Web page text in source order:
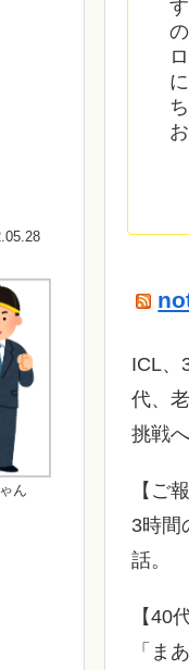
ん
ICL、
代、
挑戦
【ご
3時間
話。
【40
「ま